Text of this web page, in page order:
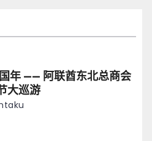
年 —— 阿联酋东北总商会
大巡游